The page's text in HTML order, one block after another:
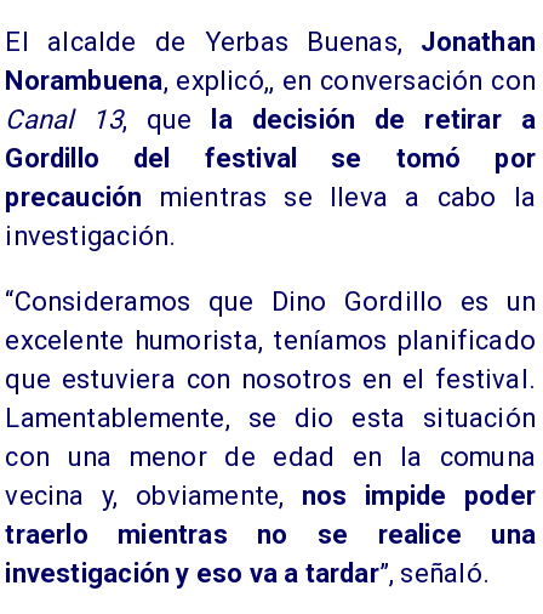
El alcalde de Yerbas Buenas, Jonathan
Norambuena, explicó,, en conversación con
Canal 13, que la decisión de retirar a
Gordillo del festival se tomó por
precaución mientras se lleva a cabo la
investigación.
“Consideramos que Dino Gordillo es un
excelente humorista, teníamos planificado
que estuviera con nosotros en el festival.
Lamentablemente, se dio esta situación
con una menor de edad en la comuna
vecina y, obviamente, nos impide poder
traerlo mientras no se realice una
investigación y eso va a tardar”, señaló.